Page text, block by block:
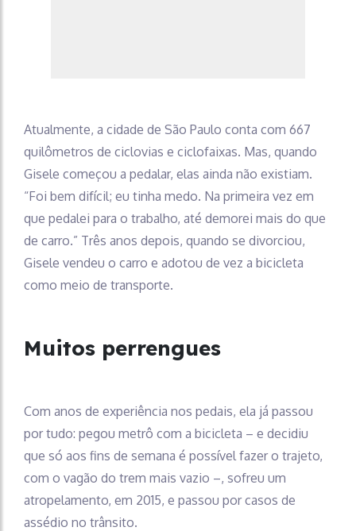
Atualmente, a cidade de São Paulo conta com 667
quilômetros de ciclovias e ciclofaixas. Mas, quando
Gisele começou a pedalar, elas ainda não existiam.
“Foi bem difícil; eu tinha medo. Na primeira vez em
que pedalei para o trabalho, até demorei mais do que
de carro.” Três anos depois, quando se divorciou,
Gisele vendeu o carro e adotou de vez a bicicleta
como meio de transporte.
Muitos perrengues
Com anos de experiência nos pedais, ela já passou
por tudo: pegou metrô com a bicicleta – e decidiu
que só aos fins de semana é possível fazer o trajeto,
com o vagão do trem mais vazio –, sofreu um
atropelamento, em 2015, e passou por casos de
assédio no trânsito.